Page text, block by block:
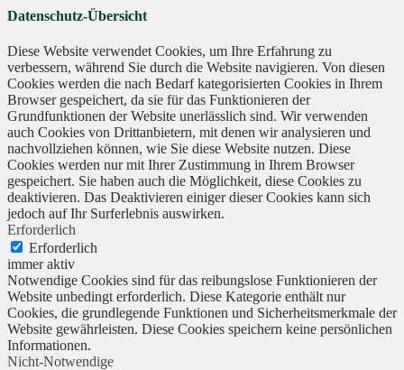
Datenschutz-Übersicht
Diese Website verwendet Cookies, um Ihre Erfahrung zu
verbessern, während Sie durch die Website navigieren. Von diesen
Cookies werden die nach Bedarf kategorisierten Cookies in Ihrem
Browser gespeichert, da sie für das Funktionieren der
Grundfunktionen der Website unerlässlich sind. Wir verwenden
auch Cookies von Drittanbietern, mit denen wir analysieren und
nachvollziehen können, wie Sie diese Website nutzen. Diese
Cookies werden nur mit Ihrer Zustimmung in Ihrem Browser
gespeichert. Sie haben auch die Möglichkeit, diese Cookies zu
deaktivieren. Das Deaktivieren einiger dieser Cookies kann sich
jedoch auf Ihr Surferlebnis auswirken.
Erforderlich
Erforderlich
immer aktiv
Notwendige Cookies sind für das reibungslose Funktionieren der
Website unbedingt erforderlich. Diese Kategorie enthält nur
Cookies, die grundlegende Funktionen und Sicherheitsmerkmale der
Website gewährleisten. Diese Cookies speichern keine persönlichen
Informationen.
Nicht-Notwendige